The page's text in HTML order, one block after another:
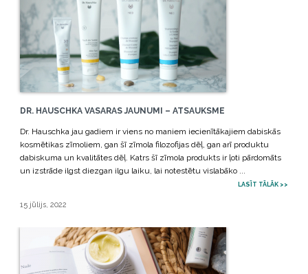
DR. HAUSCHKA VASARAS JAUNUMI – ATSAUKSME
Dr. Hauschka jau gadiem ir viens no maniem iecienītākajiem dabiskās
kosmētikas zīmoliem, gan šī zīmola filozofijas dēļ, gan arī produktu
dabiskuma un kvalitātes dēļ. Katrs šī zīmola produkts ir ļoti pārdomāts
un izstrāde ilgst diezgan ilgu laiku, lai notestētu vislabāko ...
LASĪT TĀLĀK >>
15 jūlijs, 2022